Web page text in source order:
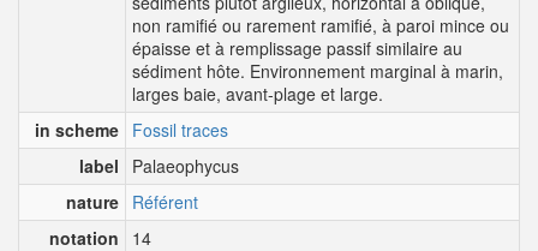
non ramifié ou rarement ramifié, à paroi mince ou
épaisse et à remplissage passif similaire au
sédiment hôte. Environnement marginal à marin,
larges baie, avant-plage et large.
in scheme Fossil traces
label
Palaeophycus
nature Référent
notation
14